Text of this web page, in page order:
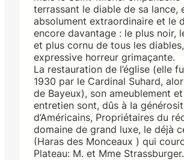
terrassant le diable de sa lance,
absolument extraordinaire et le
encore davantage : le plus noir,
et plus cornu de tous les
expressive horreur grimaçante.
La restauration de l’église (elle
1930 par le Cardinal Suhard,
de Bayeux), son ameublement
entretien sont, dûs à Ia
d’Américains, Propriétaires du
domaine de grand luxe, le déjà
(Haras des Monceaux ) qui
Plateau: M. et Mme Strassburger.